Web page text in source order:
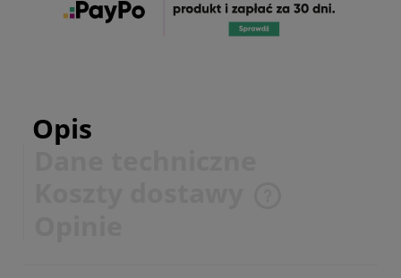
Opis